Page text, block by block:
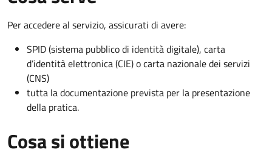
Per accedere al servizio, assicurati di avere:
SPID (sistema pubblico di identità digitale), carta
d’identità elettronica (CIE) o carta nazionale dei servizi
(CNS)
tutta la documentazione prevista per la presentazione
della pratica.
Cosa si ottiene